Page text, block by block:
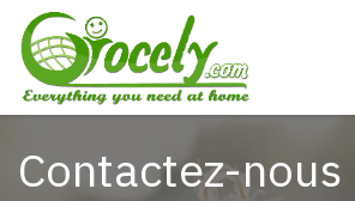
Se rendre au contenu
Contactez-nous